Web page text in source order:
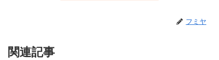
フミヤ
関連記事